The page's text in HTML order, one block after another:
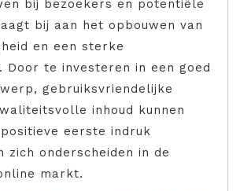
bij bezoekers en potentiële
bij aan het opbouwen van
en een sterke
Door te investeren in een goed
gebruiksvriendelijke
inhoud kunnen
eerste indruk
zich onderscheiden in de
markt.